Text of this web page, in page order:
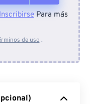
Para más
de uso .